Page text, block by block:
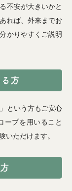
不安が大きいかと
れば、外来までお
かりやすくご説明
方
という方もご安心
ープを用いること
いただけます。